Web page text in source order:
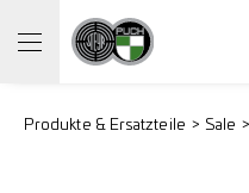
Produkte & Ersatzteile Sale